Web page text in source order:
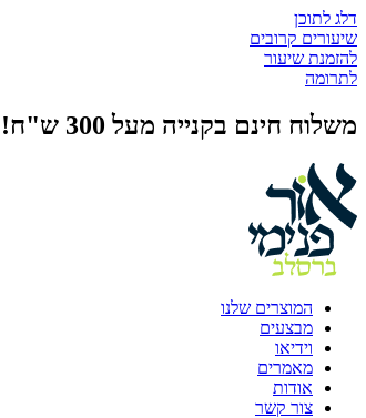
דלג לתוכן
שיעורים קרובים
להזמנת שיעור
לתרומה
משלוח חינם בקנייה מעל 300 ש"ח!
המוצרים שלנו
מבצעים
וידיאו
מאמרים
אודות
צור קשר